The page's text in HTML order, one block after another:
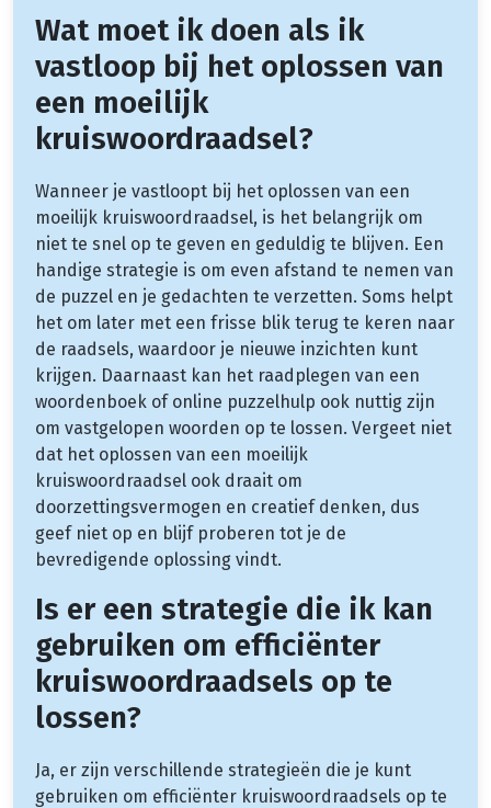
Wat moet ik doen als ik
vastloop bij het oplossen van
een moeilijk
kruiswoordraadsel?
Wanneer je vastloopt bij het oplossen van een
moeilijk kruiswoordraadsel, is het belangrijk om
niet te snel op te geven en geduldig te blijven. Een
handige strategie is om even afstand te nemen van
de puzzel en je gedachten te verzetten. Soms helpt
het om later met een frisse blik terug te keren naar
de raadsels, waardoor je nieuwe inzichten kunt
krijgen. Daarnaast kan het raadplegen van een
woordenboek of online puzzelhulp ook nuttig zijn
om vastgelopen woorden op te lossen. Vergeet niet
dat het oplossen van een moeilijk
kruiswoordraadsel ook draait om
doorzettingsvermogen en creatief denken, dus
geef niet op en blijf proberen tot je de
bevredigende oplossing vindt.
Is er een strategie die ik kan
gebruiken om efficiënter
kruiswoordraadsels op te
lossen?
Ja, er zijn verschillende strategieën die je kunt
gebruiken om efficiënter kruiswoordraadsels op te